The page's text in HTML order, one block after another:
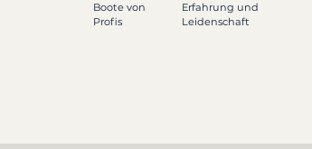
Boote von
Profis
Erfahrung und
Leidenschaft